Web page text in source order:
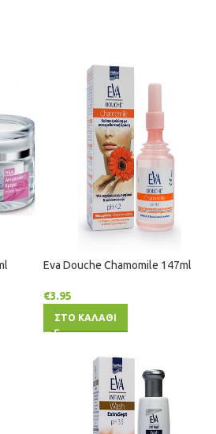
Eva Douche Chamomile 147ml
€3.95
ΣΤΟ ΚΑΛΑΘΙ